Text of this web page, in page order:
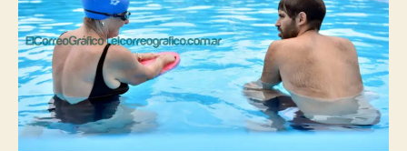
en
la
pileta
de
la
República
de